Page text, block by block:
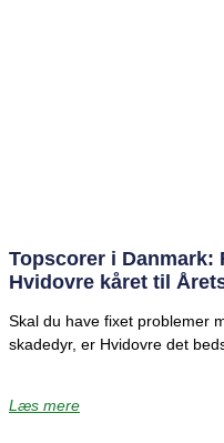
Topscorer i Danmark:
Hvidovre kåret til
Skal du have fixet problemer
skadedyr, er Hvidovre det
Læs mere